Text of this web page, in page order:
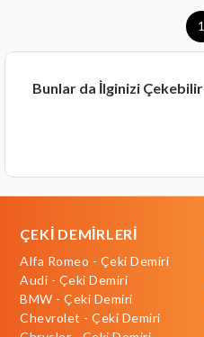
1
Bunlar da İlginizi Çekebilir
ÇEKİ DEMİRLERİ
Alfa Romeo - Çeki Demiri
Audi - Çeki Demiri
BMW - Çeki Demiri
Chevrolet - Çeki Demiri